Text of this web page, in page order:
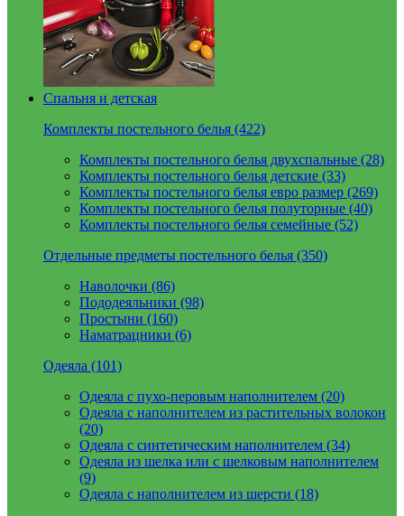
Спальня и детская
Комплекты постельного белья (422)
Комплекты постельного белья двухспальные (28)
Комплекты постельного белья детские (33)
Комплекты постельного белья евро размер (269)
Комплекты постельного белья полуторные (40)
Комплекты постельного белья семейные (52)
Отдельные предметы постельного белья (350)
Наволочки (86)
Пододеяльники (98)
Простыни (160)
Наматрацники (6)
Одеяла (101)
Одеяла с пухо-перовым наполнителем (20)
Одеяла с наполнителем из растительных волокон
(20)
Одеяла с синтетическим наполнителем (34)
Одеяла из шелка или с шелковым наполнителем
(9)
Одеяла с наполнителем из шерсти (18)